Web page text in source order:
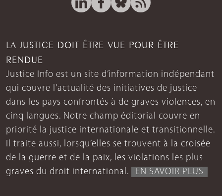
LA JUSTICE DOIT ÊTRE VUE POUR ÊTRE
RENDUE
Justice Info est un site d’information indépendant
qui couvre l’actualité des initiatives de justice
dans les pays confrontés à de graves violences, en
cinq langues. Notre champ éditorial couvre en
priorité la justice internationale et transitionnelle.
Il traite aussi, lorsqu’elles se trouvent à la croisée
de la guerre et de la paix, les violations les plus
graves du droit international.
EN SAVOIR PLUS